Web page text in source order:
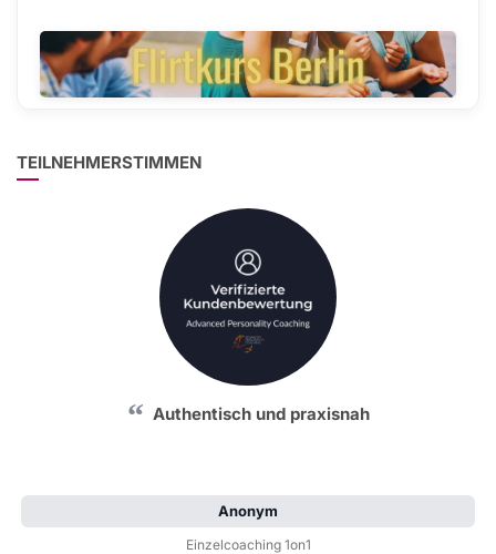
TEILNEHMERSTIMMEN
Authentisch und praxisnah
Anonym
Einzelcoaching 1on1